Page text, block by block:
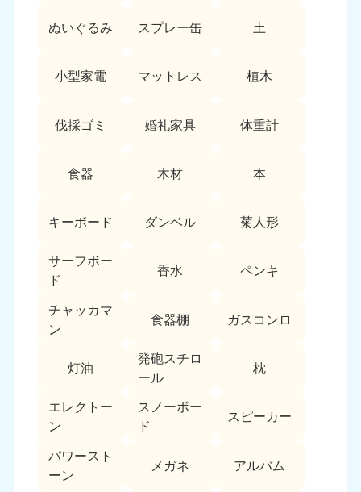
ぬいぐるみ スプレー缶 土
小型家電 マットレス 植木
伐採ゴミ 婚礼家具 体重計
食器 木材 本
キーボード ダンベル 菊人形
サーフボー
ド
香水 ペンキ
チャッカマ
ン
食器棚 ガスコンロ
灯油
発砲スチロ
ール
枕
エレクトー
ン
スノーボー
ド
スピーカー
パワースト
ーン
メガネ アルバム
9:00〜19:00 年中無休 9:00〜19:00 年中無休
050-1881-5256 050-1881-5260
福井県
9:00〜19:00 年中無休
石川県
9:00〜19:00 年中無休
050-1881-5262 050-1881-5257
9:00〜19:00 年中無休
大阪府
9:00〜19:00 年中無休
兵庫県
9:00〜19:00 年中無休
奈良県
050-1881-5249
9:00〜19:00 年中無休
050-1881-5254